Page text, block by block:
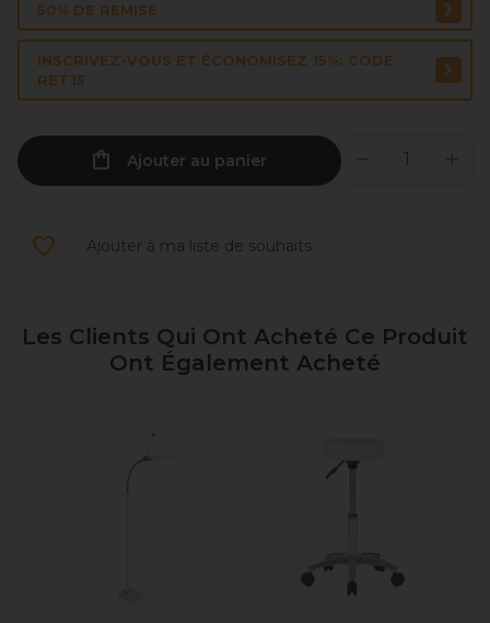
50% DE REMISE
INSCRIVEZ-VOUS ET ÉCONOMISEZ 15%: CODE
RET15
Ajouter au panier
Ajouter à ma liste de souhaits
Les Clients Qui Ont Acheté Ce Produit
Ont Également Acheté